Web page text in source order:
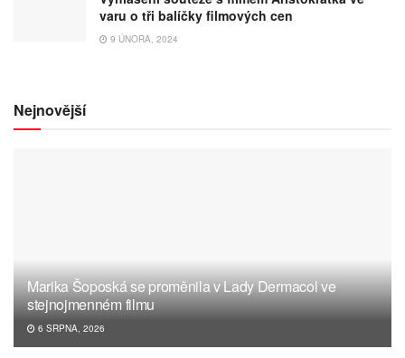
varu o tři balíčky filmových cen
9 ÚNORA, 2024
Nejnovější
Marika Šoposká se proměnila v Lady Dermacol ve
stejnojmenném filmu
6 SRPNA, 2026